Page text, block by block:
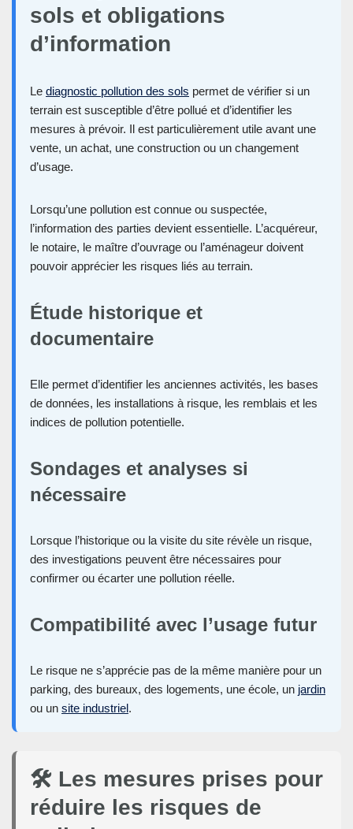
sols et obligations
d’information
Le diagnostic pollution des sols permet de vérifier si un
terrain est susceptible d’être pollué et d’identifier les
mesures à prévoir. Il est particulièrement utile avant une
vente, un achat, une construction ou un changement
d’usage.
Lorsqu’une pollution est connue ou suspectée,
l’information des parties devient essentielle. L’acquéreur,
le notaire, le maître d’ouvrage ou l’aménageur doivent
pouvoir apprécier les risques liés au terrain.
Étude historique et
documentaire
Elle permet d’identifier les anciennes activités, les bases
de données, les installations à risque, les remblais et les
indices de pollution potentielle.
Sondages et analyses si
nécessaire
Lorsque l’historique ou la visite du site révèle un risque,
des investigations peuvent être nécessaires pour
confirmer ou écarter une pollution réelle.
Compatibilité avec l’usage futur
Le risque ne s’apprécie pas de la même manière pour un
parking, des bureaux, des logements, une école, un jardin
ou un site industriel.
🛠️ Les mesures prises pour
réduire les risques de